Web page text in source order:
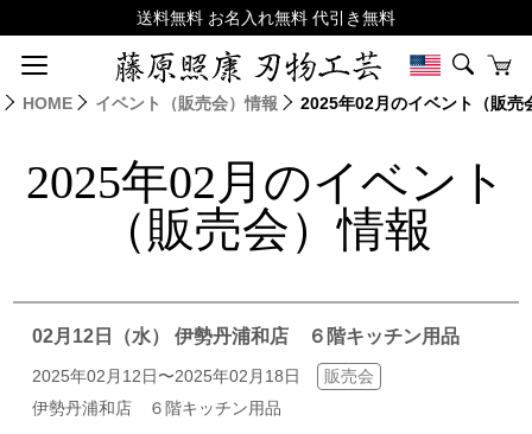
HOME イベント（販売会）情報 2025年02月のイベント（販売
2025年02月のイベント
（販売会）情報
02月12日（水） 伊勢丹浦和店 ６階キッチン用品
2025年02月12日〜2025年02月18日
販売会
伊勢丹浦和店 ６階キッチン用品